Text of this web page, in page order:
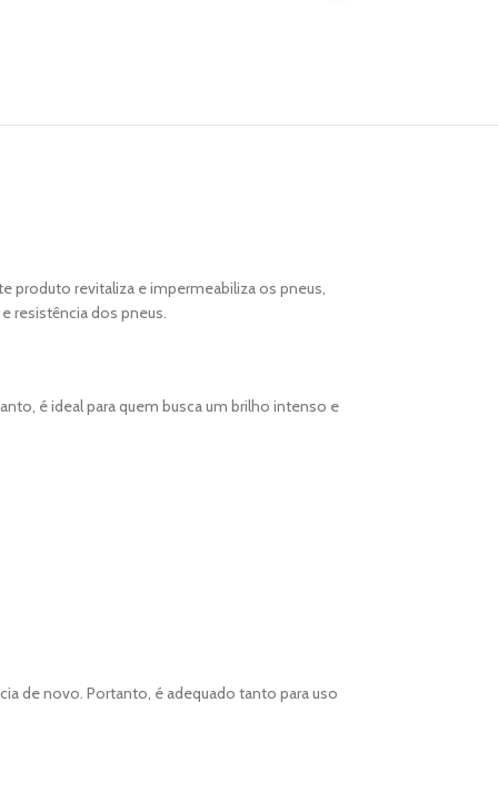
produto revitaliza e impermeabiliza os pneus,
resistência dos pneus.
é ideal para quem busca um brilho intenso e
de novo. Portanto, é adequado tanto para uso